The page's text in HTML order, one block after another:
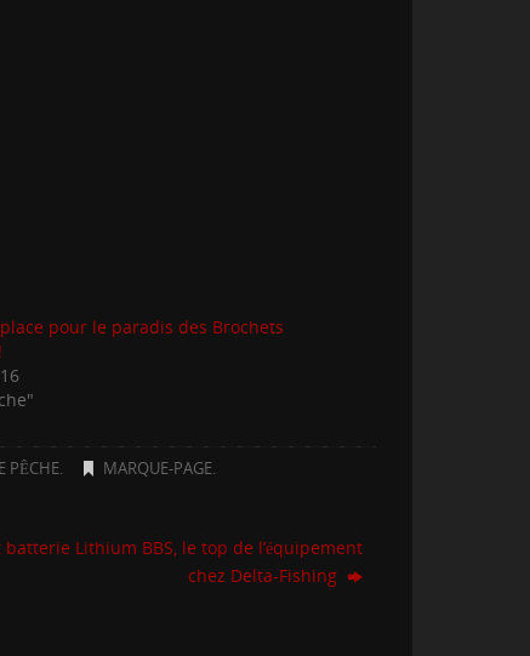
pour le paradis des Brochets
PÊCHE. MARQUE-PAGE.
Lithium BBS, le top de l’équipement
chez Delta-Fishing